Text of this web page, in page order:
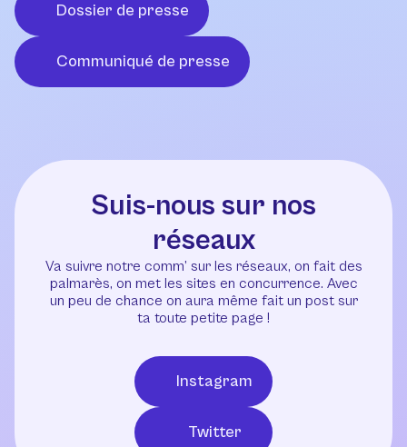
Dossier de presse
Communiqué de presse
Suis-nous sur nos
réseaux
Va suivre notre comm’ sur les réseaux, on fait des
palmarès, on met les sites en concurrence. Avec
un peu de chance on aura même fait un post sur
ta toute petite page !
Instagram
Twitter